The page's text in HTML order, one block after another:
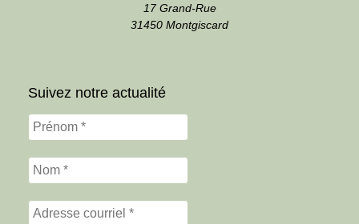
17 Grand-Rue
31450 Montgiscard
Suivez notre actualité